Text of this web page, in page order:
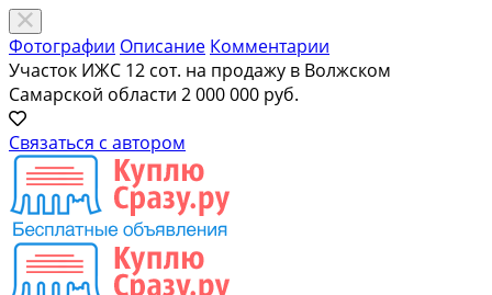
Фотографии Описание Комментарии
Участок ИЖС 12 сот. на продажу в Волжском
Самарской области 2 000 000 руб.
Связаться с автором